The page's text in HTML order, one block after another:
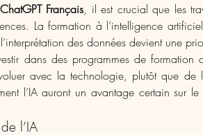
ChatGPT Français, il est crucial que les
La formation à l’intelligence
des données devient une
dans des programmes de formation
avec la technologie, plutôt que de
l’IA auront un avantage certain sur le
l’IA